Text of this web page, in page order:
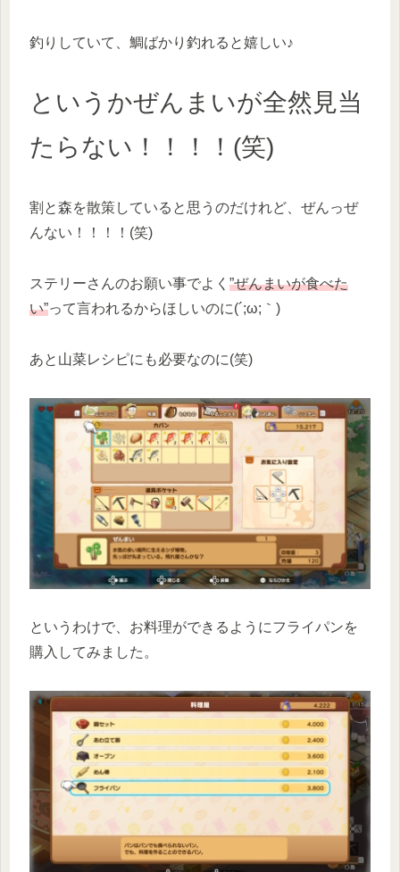
釣りしていて、鯛ばかり釣れると嬉しい♪
というかぜんまいが全然見当
たらない！！！！(笑)
割と森を散策していると思うのだけれど、ぜんっぜ
んない！！！！(笑)
ステリーさんのお願い事でよく ”ぜんまいが食べた
い”って言われるからほしいのに(´;ω;｀)
あと山菜レシピにも必要なのに(笑)
というわけで、お料理ができるようにフライパンを
購入してみました。